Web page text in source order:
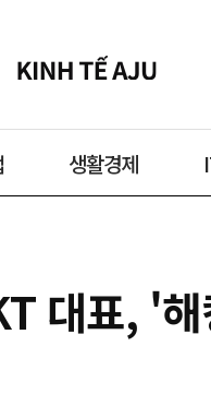
생활경제
대표, '